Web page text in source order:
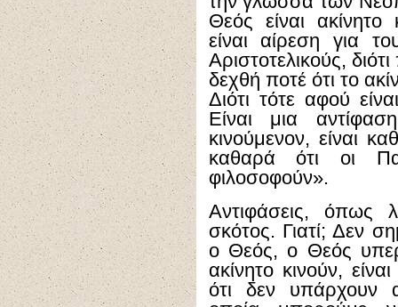
Θεός είναι ακίνητο
είναι αίρεση για
Αριστοτελικούς,
δεχθή ποτέ ότι το
Διότι τότε αφού
Είναι μια
κινούμενον, είναι
καθαρά ότι οι
φιλοσοφούν».
Αντιφάσεις, όπως
σκότος. Γιατί; Δεν
ο Θεός, ο Θεός
ακίνητο κινούν,
ότι δεν υπάρχουν